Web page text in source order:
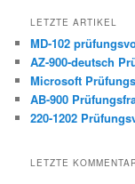
LETZTE ARTIKEL
MD-102
AZ-900-deutsch
Microsoft
AB-900
220-1202
LETZTE